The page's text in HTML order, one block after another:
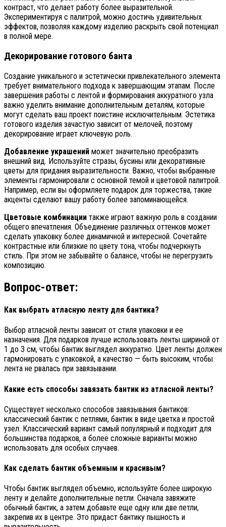
контраст, что делает работу более выразительной.
Экспериментируя с палитрой, можно достичь удивительных
эффектов, позволяя каждому изделию раскрыть свой потенциал
в полной мере.
Декорирование готового банта
Создание уникального и эстетически привлекательного элемента
требует внимательного подхода к завершающим этапам. После
завершения работы с лентой и формирования аккуратного узла
важно уделить внимание дополнительным деталям, которые
могут сделать ваш проект поистине исключительным. Эстетика
готового изделия зачастую зависит от мелочей, поэтому
декорирование играет ключевую роль.
Добавление украшений может значительно преобразить
внешний вид. Используйте стразы, бусины или декоративные
цветы для придания выразительности. Важно, чтобы выбранные
элементы гармонировали с основной темой и цветовой палитрой.
Например, если вы оформляете подарок для торжества, такие
акценты сделают вашу работу более запоминающейся.
Цветовые комбинации также играют важную роль в создании
общего впечатления. Объединение различных оттенков может
сделать упаковку более динамичной и интересной. Сочетайте
контрастные или близкие по цвету тона, чтобы подчеркнуть
стиль. При этом не забывайте о балансе, чтобы не перегрузить
композицию.
Вопрос-ответ:
Как выбрать атласную ленту для бантика?
Выбор атласной ленты зависит от стиля упаковки и ее
назначения. Для подарков лучше использовать ленты шириной от
1 до 3 см, чтобы бантик выглядел аккуратно. Цвет ленты должен
гармонировать с упаковкой, а качество — быть высоким, чтобы
лента не рвалась при завязывании.
Какие есть способы завязать бантик из атласной ленты?
Существует несколько способов завязывания бантиков:
классический бантик с петлями, бантик в виде цветка и простой
узел. Классический вариант самый популярный и подходит для
большинства подарков, а более сложные варианты можно
использовать для особых случаев.
Как сделать бантик объемным и красивым?
Чтобы бантик выглядел объемно, используйте более широкую
ленту и делайте дополнительные петли. Сначала завяжите
обычный бантик, а затем добавьте еще одну или две петли,
закрепив их в центре. Это придаст бантику пышность и